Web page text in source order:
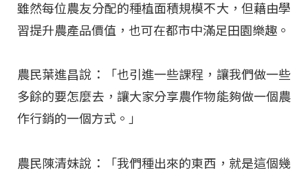
雖然每位農友分配的種植面積規模不大，但藉由學
習提升農產品價值，也可在都市中滿足田園樂趣。
農民葉進昌說：「也引進一些課程，讓我們做一些
多餘的要怎麼去，讓大家分享農作物能夠做一個農
作行銷的一個方式。」
農民陳清妹說：「我們種出來的東西，就是這個幾